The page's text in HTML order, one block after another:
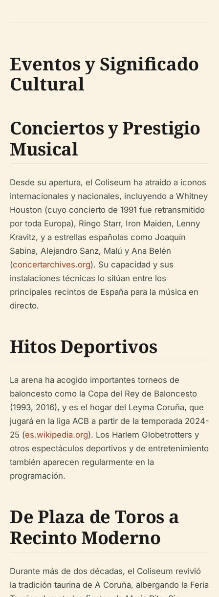
Eventos y Significado
Cultural
Conciertos y Prestigio
Musical
Desde su apertura, el Coliseum ha atraído a iconos
internacionales y nacionales, incluyendo a Whitney
Houston (cuyo concierto de 1991 fue retransmitido
por toda Europa), Ringo Starr, Iron Maiden, Lenny
Kravitz, y a estrellas españolas como Joaquín
Sabina, Alejandro Sanz, Malú y Ana Belén
(concertarchives.org). Su capacidad y sus
instalaciones técnicas lo sitúan entre los
principales recintos de España para la música en
directo.
Hitos Deportivos
La arena ha acogido importantes torneos de
baloncesto como la Copa del Rey de Baloncesto
(1993, 2016), y es el hogar del Leyma Coruña, que
jugará en la liga ACB a partir de la temporada 2024-
25 (es.wikipedia.org). Los Harlem Globetrotters y
otros espectáculos deportivos y de entretenimiento
también aparecen regularmente en la
programación.
De Plaza de Toros a
Recinto Moderno
Durante más de dos décadas, el Coliseum revivió
la tradición taurina de A Coruña, albergando la Feria